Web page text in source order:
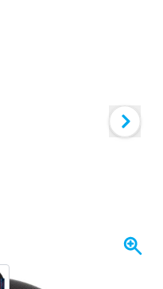
larger image